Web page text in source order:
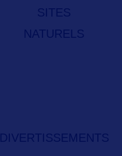
SITES
NATURELS
DIVERTISSEMENTS